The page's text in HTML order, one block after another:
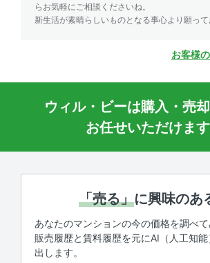
らお気軽にご相談くださいね。
新生活が素晴らしいものとなる事心より願って
お客様
ウィル・ビーは購入・売
お任せいただけます
「売る」に興味のあ
あなたのマンションの今の価格を調べて
販売履歴と賃料履歴を元にAI（人工知
出します。